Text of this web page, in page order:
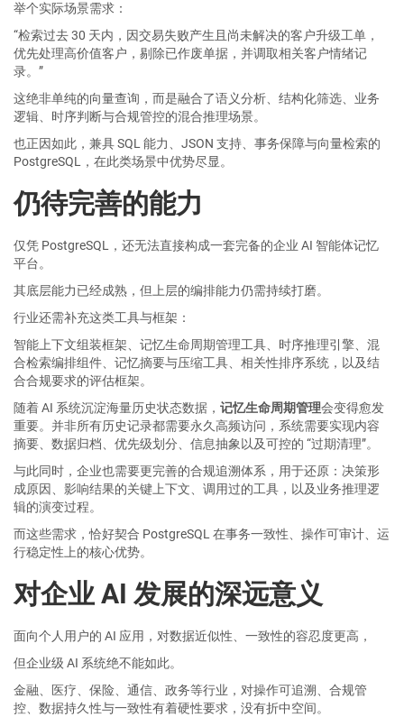
举个实际场景需求：
“检索过去 30 天内，因交易失败产生且尚未解决的客户升级工单，
优先处理高价值客户，剔除已作废单据，并调取相关客户情绪记
录。”
这绝非单纯的向量查询，而是融合了语义分析、结构化筛选、业务
逻辑、时序判断与合规管控的混合推理场景。
也正因如此，兼具 SQL 能力、JSON 支持、事务保障与向量检索的
PostgreSQL，在此类场景中优势尽显。
仍待完善的能力
仅凭 PostgreSQL，还无法直接构成一套完备的企业 AI 智能体记忆
平台。
其底层能力已经成熟，但上层的编排能力仍需持续打磨。
行业还需补充这类工具与框架：
智能上下文组装框架、记忆生命周期管理工具、时序推理引擎、混
合检索编排组件、记忆摘要与压缩工具、相关性排序系统，以及结
合合规要求的评估框架。
随着 AI 系统沉淀海量历史状态数据， 记忆生命周期管理会变得愈发
重要。并非所有历史记录都需要永久高频访问，系统需要实现内容
摘要、数据归档、优先级划分、信息抽象以及可控的 “过期清理”。
与此同时，企业也需要更完善的合规追溯体系，用于还原：决策形
成原因、影响结果的关键上下文、调用过的工具，以及业务推理逻
辑的演变过程。
而这些需求，恰好契合 PostgreSQL 在事务一致性、操作可审计、运
行稳定性上的核心优势。
对企业 AI 发展的深远意义
面向个人用户的 AI 应用，对数据近似性、一致性的容忍度更高，
但企业级 AI 系统绝不能如此。
金融、医疗、保险、通信、政务等行业，对操作可追溯、合规管
控、数据持久性与一致性有着硬性要求，没有折中空间。